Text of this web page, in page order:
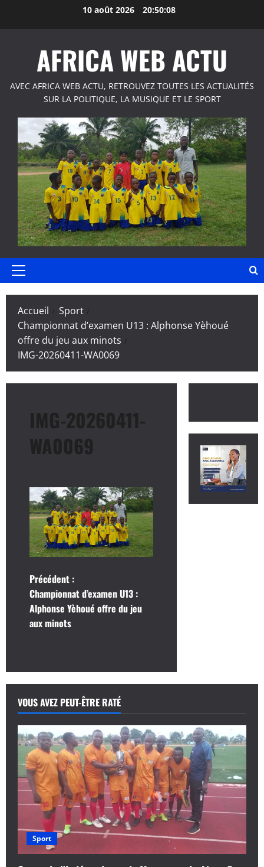
10 août 2026 20:50:09
AFRICA WEB ACTU
AVEC AFRICA WEB ACTU, RETROUVEZ TOUTES LES ACTUALITÉS
SUR LA POLITIQUE, LA MUSIQUE ET LE SPORT
Menu
Accueil
Sport
Championnat d’examen U13 : Alphonse Yèhoué
offre du jeu aux minots
IMG-20260411-WA0069
IMG-20260411-
WA0069
N
a
v
g
a
t
i
o
n
d
’
Précédent :
Championnat d’examen U13 :
Alphonse Yèhoué offre du jeu
aux minots
VOUS AVEZ PEUT-ÊTRE RATÉ
Sport